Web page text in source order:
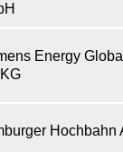
Energy
Hochbahn